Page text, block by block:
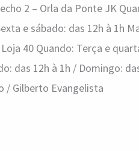
2 – Orla da Ponte JK
e sábado: das 12h à 1h
40 Quando: Terça e
das 12h à 1h / Domingo:
/ Gilberto Evangelista